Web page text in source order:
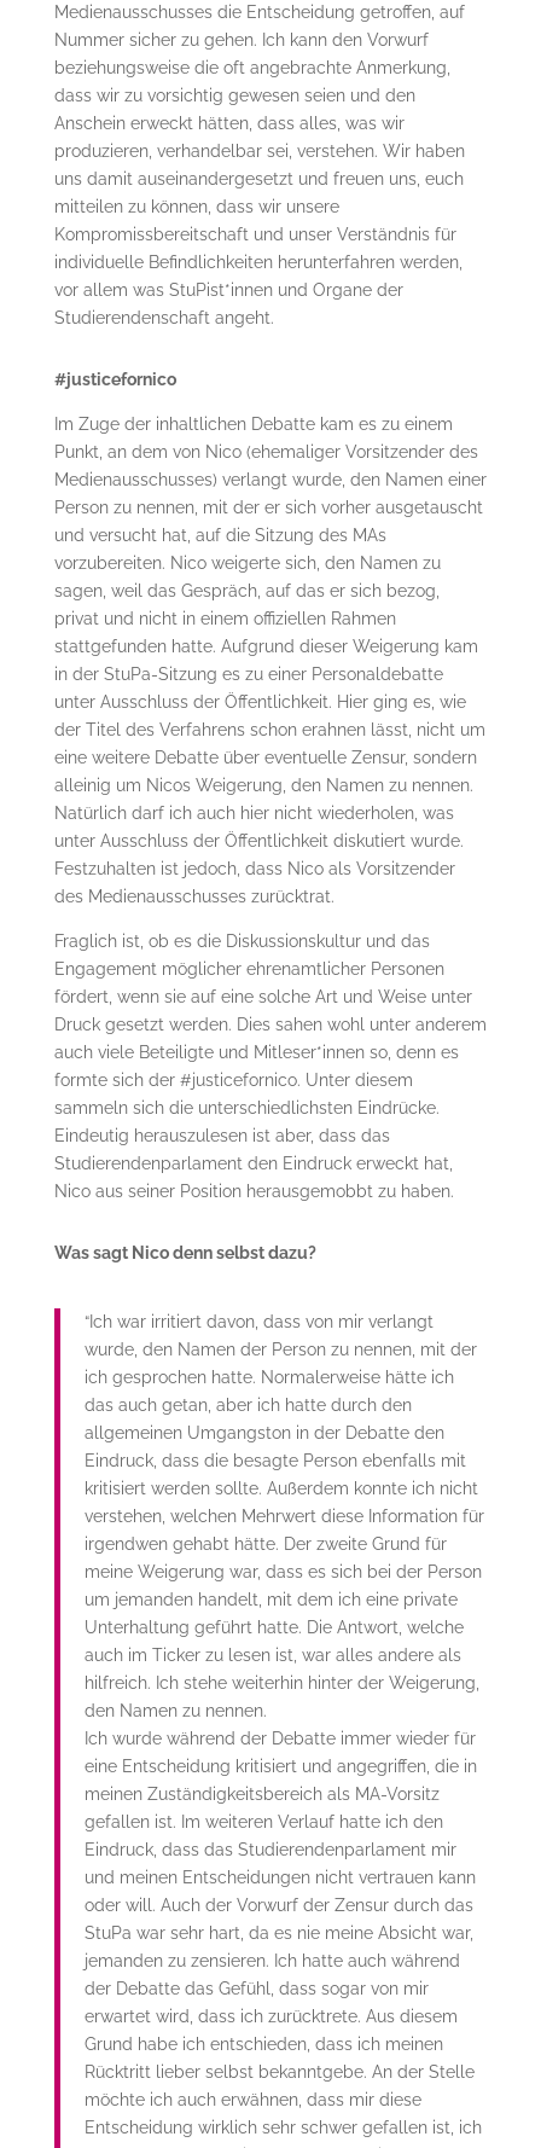
Medienausschusses die Entscheidung getroffen, auf
Nummer sicher zu gehen. Ich kann den Vorwurf
beziehungsweise die oft angebrachte Anmerkung,
dass wir zu vorsichtig gewesen seien und den
Anschein erweckt hätten, dass alles, was wir
produzieren, verhandelbar sei, verstehen. Wir haben
uns damit auseinandergesetzt und freuen uns, euch
mitteilen zu können, dass wir unsere
Kompromissbereitschaft und unser Verständnis für
individuelle Befindlichkeiten herunterfahren werden,
vor allem was StuPist*innen und Organe der
Studierendenschaft angeht.
#justicefornico
Im Zuge der inhaltlichen Debatte kam es zu einem
Punkt, an dem von Nico (ehemaliger Vorsitzender des
Medienausschusses) verlangt wurde, den Namen einer
Person zu nennen, mit der er sich vorher ausgetauscht
und versucht hat, auf die Sitzung des MAs
vorzubereiten. Nico weigerte sich, den Namen zu
sagen, weil das Gespräch, auf das er sich bezog,
privat und nicht in einem offiziellen Rahmen
stattgefunden hatte. Aufgrund dieser Weigerung kam
in der StuPa-Sitzung es zu einer Personaldebatte
unter Ausschluss der Öffentlichkeit. Hier ging es, wie
der Titel des Verfahrens schon erahnen lässt, nicht um
eine weitere Debatte über eventuelle Zensur, sondern
alleinig um Nicos Weigerung, den Namen zu nennen.
Natürlich darf ich auch hier nicht wiederholen, was
unter Ausschluss der Öffentlichkeit diskutiert wurde.
Festzuhalten ist jedoch, dass Nico als Vorsitzender
des Medienausschusses zurücktrat.
Fraglich ist, ob es die Diskussionskultur und das
Engagement möglicher ehrenamtlicher Personen
fördert, wenn sie auf eine solche Art und Weise unter
Druck gesetzt werden. Dies sahen wohl unter anderem
auch viele Beteiligte und Mitleser*innen so, denn es
formte sich der #justicefornico. Unter diesem
sammeln sich die unterschiedlichsten Eindrücke.
Eindeutig herauszulesen ist aber, dass das
Studierendenparlament den Eindruck erweckt hat,
Nico aus seiner Position herausgemobbt zu haben.
Was sagt Nico denn selbst dazu?
“Ich war irritiert davon, dass von mir verlangt
wurde, den Namen der Person zu nennen, mit der
ich gesprochen hatte. Normalerweise hätte ich
das auch getan, aber ich hatte durch den
allgemeinen Umgangston in der Debatte den
Eindruck, dass die besagte Person ebenfalls mit
kritisiert werden sollte. Außerdem konnte ich nicht
verstehen, welchen Mehrwert diese Information für
irgendwen gehabt hätte. Der zweite Grund für
meine Weigerung war, dass es sich bei der Person
um jemanden handelt, mit dem ich eine private
Unterhaltung geführt hatte. Die Antwort, welche
auch im Ticker zu lesen ist, war alles andere als
hilfreich. Ich stehe weiterhin hinter der Weigerung,
den Namen zu nennen.
Ich wurde während der Debatte immer wieder für
eine Entscheidung kritisiert und angegriffen, die in
meinen Zuständigkeitsbereich als MA-Vorsitz
gefallen ist. Im weiteren Verlauf hatte ich den
Eindruck, dass das Studierendenparlament mir
und meinen Entscheidungen nicht vertrauen kann
oder will. Auch der Vorwurf der Zensur durch das
StuPa war sehr hart, da es nie meine Absicht war,
jemanden zu zensieren. Ich hatte auch während
der Debatte das Gefühl, dass sogar von mir
erwartet wird, dass ich zurücktrete. Aus diesem
Grund habe ich entschieden, dass ich meinen
Rücktritt lieber selbst bekanntgebe. An der Stelle
möchte ich auch erwähnen, dass mir diese
Entscheidung wirklich sehr schwer gefallen ist, ich